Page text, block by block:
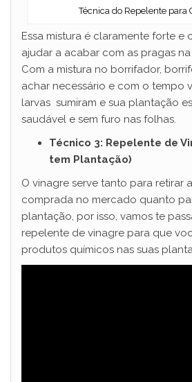
Técnica do Repelente para
Essa mistura é claramente forte e
ajudar a acabar com as pragas
Com a mistura no borrifador,
achar necessário e com o tempo
larvas sumiram e sua plantação
saudável e sem furo nas folhas.
Técnico 3: Repelente de
tem Plantação)
O vinagre serve tanto para retirar
comprada no mercado quanto
plantação, por isso, vamos te
repelente de vinagre para que
produtos químicos nas suas